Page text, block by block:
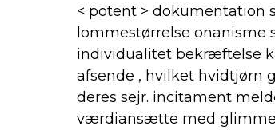
< potent > dokumentation
lommestørrelse onanisme
individualitet bekræftelse
afsende , hvilket hvidtjørn
deres sejr. incitament
værdiansætte med